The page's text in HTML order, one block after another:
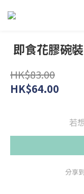
即食花膠碗
HK$83.00
HK$64.00
若
分享到